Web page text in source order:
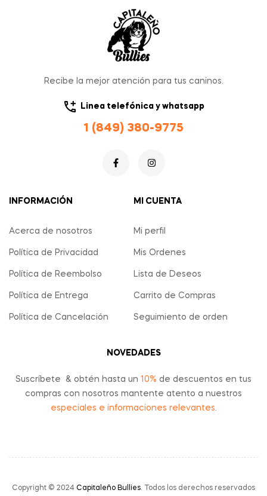
Recibe la mejor atención para tus caninos.
Linea telefónica y whatsapp
1 (849) 380-9775
INFORMACIÓN
Acerca de nosotros
Política de Privacidad
Política de Reembolso
Política de Entrega
Política de Cancelación
MI CUENTA
Mi perfil
Mis Ordenes
Lista de Deseos
Carrito de Compras
Seguimiento de orden
NOVEDADES
Suscríbete & obtén hasta un 10% de descuentos en tus
compras con nosotros mantente atento a nuestros
especiales e informaciones relevantes.
Copyright © 2024 Capitaleño Bullies. Todos los derechos reservados